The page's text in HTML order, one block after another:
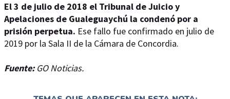
El 3 de julio de 2018 el Tribunal de Juicio y
Apelaciones de Gualeguaychú la condenó por a
prisión perpetua. Ese fallo fue confirmado en julio de
2019 por la Sala II de la Cámara de Concordia.
Fuente:GO Noticias.